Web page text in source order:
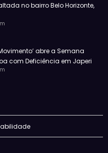
no bairro Belo Horizonte,
abre a Semana
com Deficiência em Japeri